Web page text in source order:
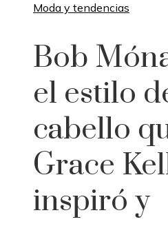
Moda y tendencias
Bob
el estilo
cabello
Grace
inspiró y